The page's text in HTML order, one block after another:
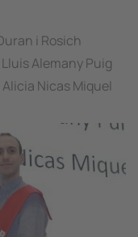
i Rosich
Alemany Puig
Nicas Miquel